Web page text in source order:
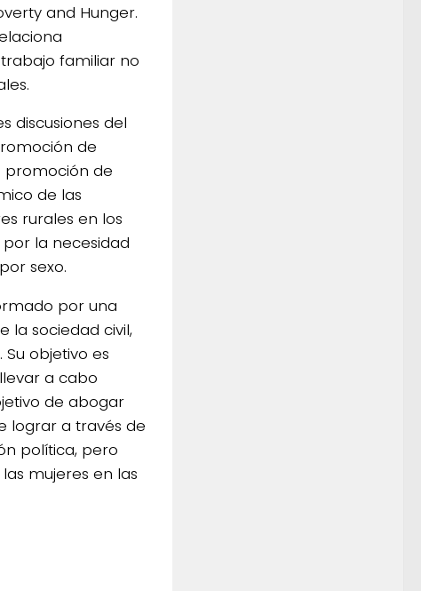
and Hunger.
familiar no
discusiones del
de
promoción de
de las
rurales en los
la necesidad
sexo.
por una
la sociedad civil,
objetivo es
a cabo
de abogar
lograr a través de
política, pero
mujeres en las